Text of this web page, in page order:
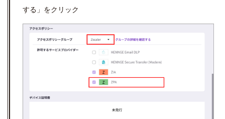
する」をクリック